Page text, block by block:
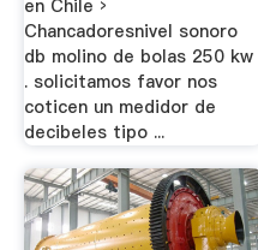
en Chile ›
Chancadoresnivel sonoro
db molino de bolas 250 kw
. solicitamos favor nos
coticen un medidor de
decibeles tipo ...